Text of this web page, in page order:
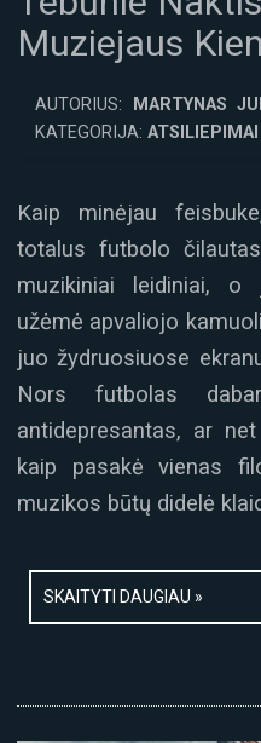
Muziejaus
AUTORIUS: MARTYNAS
KATEGORIJA: ATSILIEPIMAI
Kaip minėjau
totalus futbolo
muzikiniai leidiniai,
užėmė apvaliojo
juo žydruosiuose
Nors futbolas
antidepresantas, ar
kaip pasakė vienas
muzikos būtų didelė
SKAITYTI DAUGIAU »